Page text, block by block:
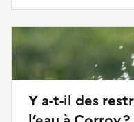
Y a-t-il des